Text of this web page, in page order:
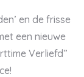
en de frisse
een nieuwe
Verliefd”